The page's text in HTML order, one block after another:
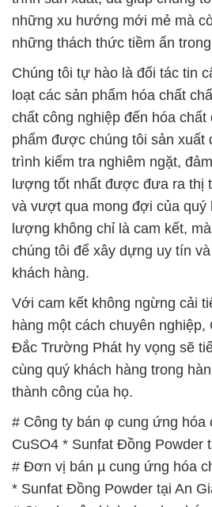
và vượt qua mong đợi của quý
lượng không chỉ là cam kết,
chúng tôi để xây dựng uy tín
khách hàng.
Với cam kết không ngừng cải
hàng một cách chuyên nghiệp,
Đắc Trường Phát hy vọng sẽ
cùng quý khách hàng trong
thành công của họ.
# Công ty bán φ cung ứng hóa
CuSO4 * Sunfat Đồng Powder
# Đơn vị bán µ cung ứng hóa
* Sunfat Đồng Powder tại An
# Cty chuyên kinh doanh ○ bán
CuSO4 * Sunfat Đồng Powder
# Nơi cung cấp _ bán hóa chất
Sunfat Đồng Powder tại An
# Nhà kinh doanh ► cung cấp
CuSO4 * Sunfat Đồng Powder
# Công ty chuyên bán \ phân
chất CuSO4 * Sunfat Đồng
# Công ty phân phối ■ cung